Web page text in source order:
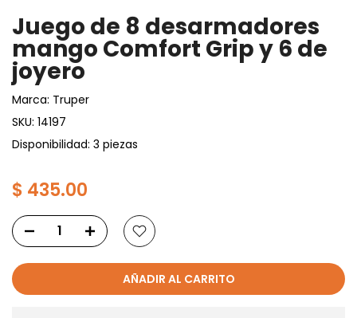
Juego de 8 desarmadores
mango Comfort Grip y 6 de
joyero
Marca: Truper
SKU: 14197
Disponibilidad: 3 piezas
$ 435.00
AÑADIR AL CARRITO